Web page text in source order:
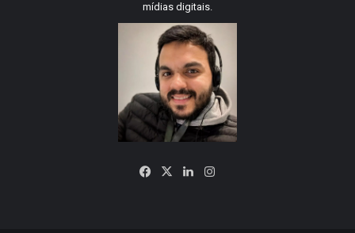
mídias digitais.
Facebook
X LinkedinInstagram